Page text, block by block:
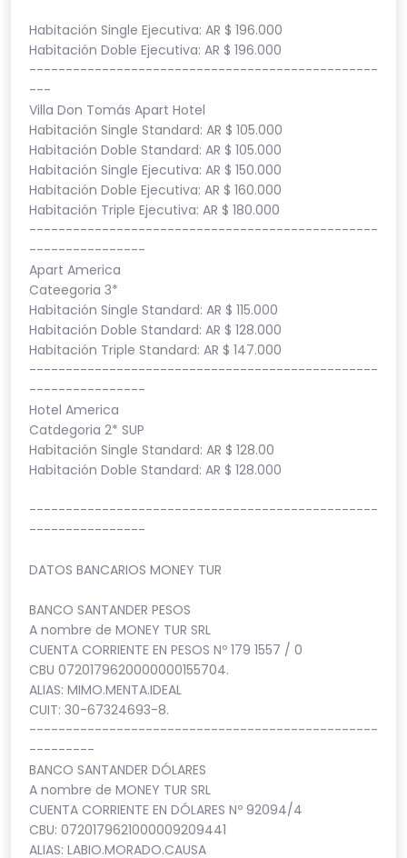
Habitación Single Ejecutiva: AR $ 196.000
Habitación Doble Ejecutiva: AR $ 196.000
------------------------------------------------
---
Villa Don Tomás Apart Hotel
Habitación Single Standard: AR $ 105.000
Habitación Doble Standard: AR $ 105.000
Habitación Single Ejecutiva: AR $ 150.000
Habitación Doble Ejecutiva: AR $ 160.000
Habitación Triple Ejecutiva: AR $ 180.000
------------------------------------------------
----------------
Apart America
Cateegoria 3*
Habitación Single Standard: AR $ 115.000
Habitación Doble Standard: AR $ 128.000
Habitación Triple Standard: AR $ 147.000
------------------------------------------------
----------------
Hotel America
Catdegoria 2* SUP
Habitación Single Standard: AR $ 128.00
Habitación Doble Standard: AR $ 128.000
------------------------------------------------
----------------
DATOS BANCARIOS MONEY TUR
BANCO SANTANDER PESOS
A nombre de MONEY TUR SRL
CUENTA CORRIENTE EN PESOS Nº 179 1557 / 0
CBU 0720179620000000155704.
ALIAS: MIMO.MENTA.IDEAL
CUIT: 30-67324693-8.
------------------------------------------------
---------
BANCO SANTANDER DÓLARES
A nombre de MONEY TUR SRL
CUENTA CORRIENTE EN DÓLARES Nº 92094/4
CBU: 0720179621000009209441
ALIAS: LABIO.MORADO.CAUSA